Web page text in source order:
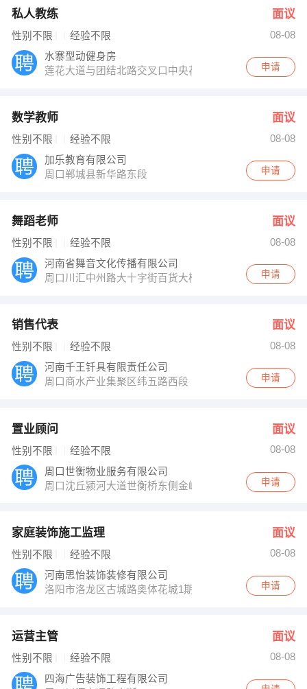
私人教练 面议
性别不限 经验不限
08-08
水寨型动健身房
莲花大道与团结北路交叉口中央花园型动健身会所
申请
数学教师 面议
性别不限 经验不限
08-08
加乐教育有限公司
周口郸城县新华路东段
申请
舞蹈老师 面议
性别不限 经验不限
08-08
河南省舞音文化传播有限公司
周口川汇中州路大十字街百货大楼
申请
销售代表 面议
性别不限 经验不限
08-08
河南千王钎具有限责任公司
周口商水产业集聚区纬五路西段
申请
置业顾问 面议
性别不限 经验不限
08-08
周口世衡物业服务有限公司
周口沈丘颍河大道世衡桥东侧金岭世衡广场
申请
家庭装饰施工监理 面议
性别不限 经验不限
08-08
河南思怡装饰装修有限公司
洛阳市洛龙区古城路奥体花城1期门面房
申请
运营主管 面议
性别不限 经验不限
08-08
四海广告装饰工程有限公司